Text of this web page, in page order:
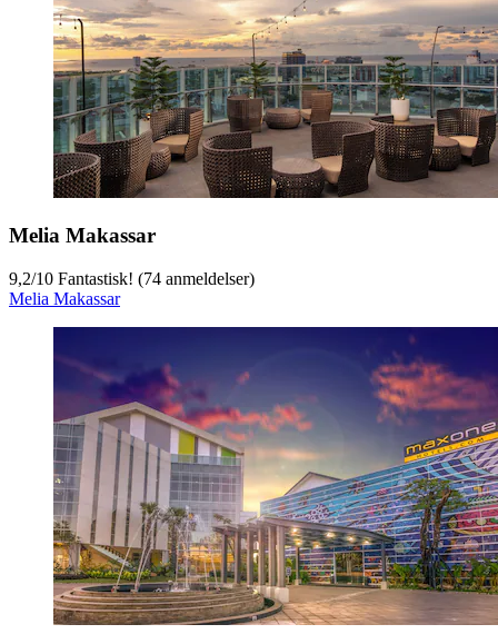
Melia Makassar
9,2/10 Fantastisk! (74 anmeldelser)
Melia Makassar